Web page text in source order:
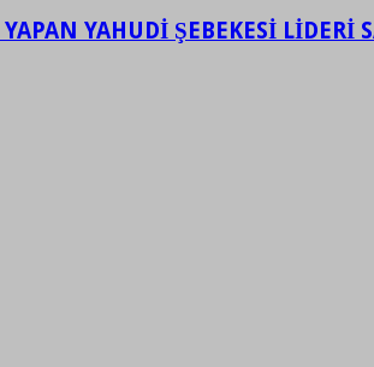
YAHUDİ ŞEBEKESİ